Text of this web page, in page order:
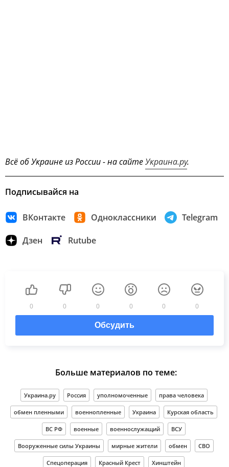
Всё об Украине из России - на сайтеУкраина.ру.
Подписывайся на
ВКонтакте Одноклассники Telegram
Дзен Rutube
0 0 0 0 0 0
Обсудить
Больше материалов по теме:
Украина.ру Россия уполномоченные права человека
обмен пленными военнопленные Украина Курская область
ВС РФ военные военнослужащий ВСУ
Вооруженные силы Украины мирные жители обмен СВО
Спецоперация Красный Крест Хинштейн